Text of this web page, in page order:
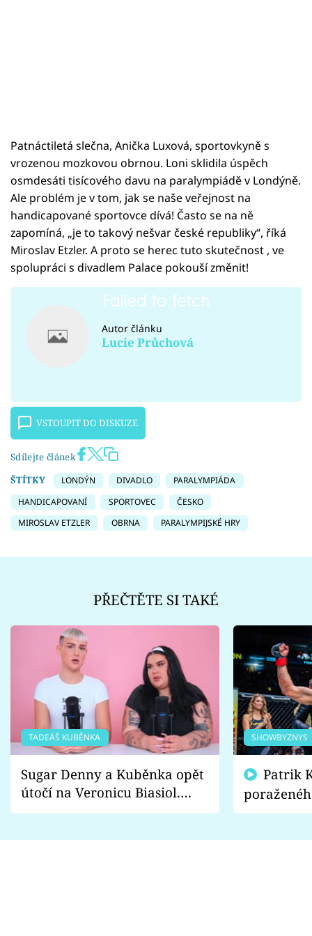
Patnáctiletá slečna, Anička Luxová, sportovkyně s
vrozenou mozkovou obrnou. Loni sklidila úspěch
osmdesáti tisícového davu na paralympiádě v Londýně.
Ale problém je v tom, jak se naše veřejnost na
handicapované sportovce dívá! Často se na ně
zapomíná, „je to takový nešvar české republiky“, říká
Miroslav Etzler. A proto se herec tuto skutečnost , ve
spolupráci s divadlem Palace pokouší změnit!
Failed to fetch
Autor článku
Lucie Průchová
VSTOUPIT DO DISKUZE
Sdílejte článek
ŠTÍTKY
LONDÝN DIVADLO
PARALYMPIÁDA
HANDICAPOVANÍ
SPORTOVEC
ČESKO
MIROSLAV ETZLER
OBRNA PARALYMPIJSKÉ HRY
PŘEČTĚTE SI TAKÉ
TADEÁŠ KUBĚNKA
Sugar Denny a Kuběnka opět
útočí na Veronicu Biasiol.
Proč je podle nich falešná a
SHOWBYZNYS
fanoušci